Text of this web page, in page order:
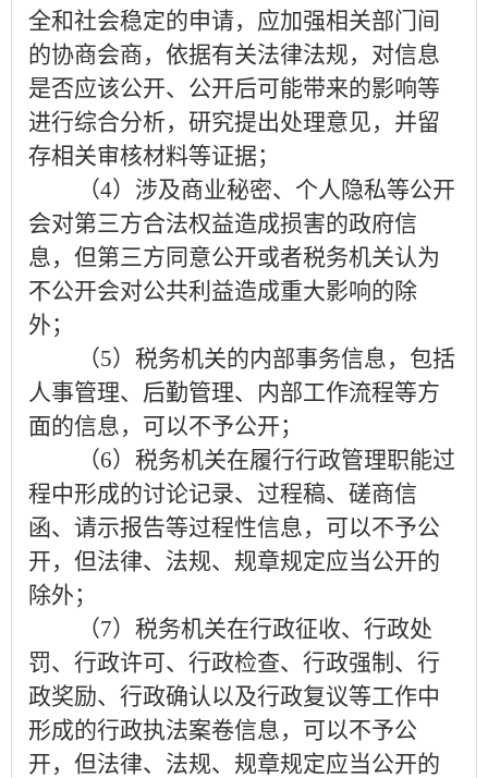
全和社会稳定的申请，应加强相关部门间
的协商会商，依据有关法律法规，对信息
是否应该公开、公开后可能带来的影响等
进行综合分析，研究提出处理意见，并留
存相关审核材料等证据；
（4）涉及商业秘密、个人隐私等公开
会对第三方合法权益造成损害的政府信
息，但第三方同意公开或者税务机关认为
不公开会对公共利益造成重大影响的除
外；
（5）税务机关的内部事务信息，包括
人事管理、后勤管理、内部工作流程等方
面的信息，可以不予公开；
（6）税务机关在履行行政管理职能过
程中形成的讨论记录、过程稿、磋商信
函、请示报告等过程性信息，可以不予公
开，但法律、法规、规章规定应当公开的
除外；
（7）税务机关在行政征收、行政处
罚、行政许可、行政检查、行政强制、行
政奖励、行政确认以及行政复议等工作中
形成的行政执法案卷信息，可以不予公
开，但法律、法规、规章规定应当公开的